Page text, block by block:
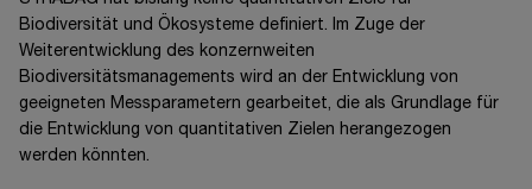
Biodiversität und Ökosysteme definiert. Im Zuge der
Weiterentwicklung des konzernweiten
Biodiversitätsmanagements wird an der Entwicklung von
geeigneten Messparametern gearbeitet, die als Grundlage für
die Entwicklung von quantitativen Zielen herangezogen
werden könnten.